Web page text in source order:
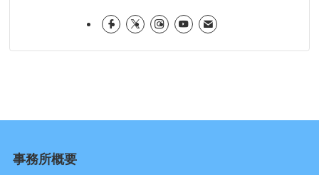
事務所概要